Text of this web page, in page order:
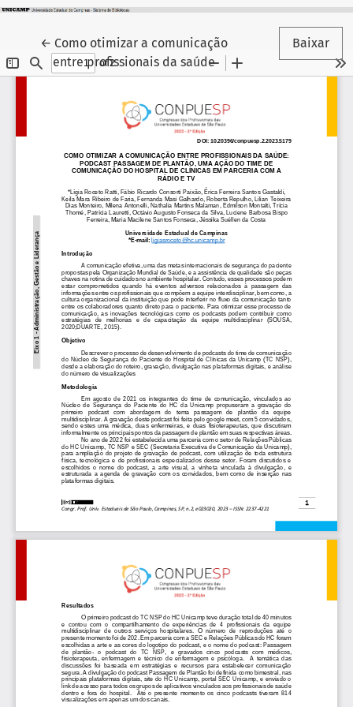
← Voltar aos Detalhes do Artigo
Como otimizar a comunicação
entre profissionais da saúde
Baixar